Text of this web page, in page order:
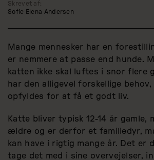
Skrevet af:
Sofie Elena Andersen
Mange mennesker har en
er nemmere at passe end hunde.
katten ikke skal luftes i snor flere
har den alligevel forskellige behov,
opfyldes for at få et godt liv.
Katte bliver typisk 12-14 år gamle,
ældre og er derfor et familiedyr,
kan have i rigtig mange år. Det er
tage det med i sine overvejelser,